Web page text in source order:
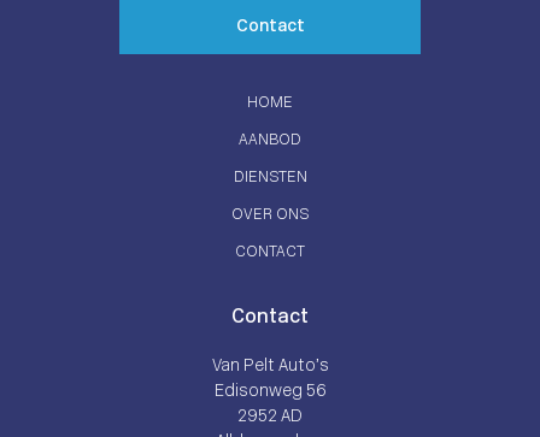
Contact
HOME
AANBOD
DIENSTEN
OVER ONS
CONTACT
Contact
Van Pelt Auto’s
Edisonweg 56
2952 AD